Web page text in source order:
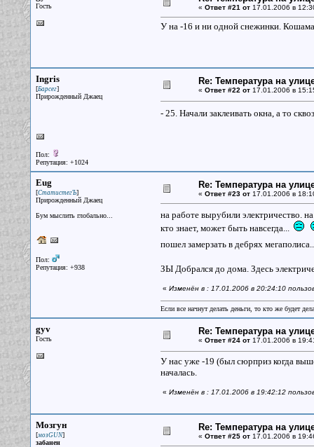
Гость « Ответ #21 от17.01.2006 в
У на -16 и ни одной снежинки.
Ingris
[Барсег]
Прирожденный Джаец
Пол:
Репутация: +1024
Re: Температура на
« Ответ #22 от17.01.2006 в
- 25. Начали заклеивать окна, а то
Eug
[СтатистегЪ]
Прирожденный Джаец
Бум мыслить глобально...
Пол:
Репутация: +938
Re: Температура на
« Ответ #23 от17.01.2006 в
на работе вырубили электричество.
кто знает, может быть навсегда...
пошел замерзать в дебрях
ЗЫ Добрался до дома. Здесь
« Изменён в : 17.01.2006 в 20:24:10
Если все начнут делать деньги, то кто же будет
gyv
Гость
Re: Температура на
« Ответ #24 от17.01.2006 в
У нас уже -19 (был сюрприз когда
началась.
« Изменён в : 17.01.2006 в 19:42:12
Мозгун
[мозGUN]
забанен
Re: Температура на
« Ответ #25 от17.01.2006 в